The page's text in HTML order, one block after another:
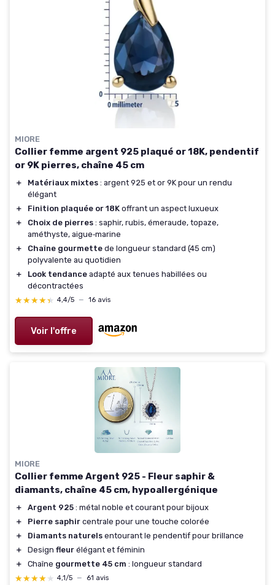
MIORE
Collier femme argent 925 plaqué or 18K, pendentif
or 9K pierres, chaîne 45 cm
＋ Matériaux mixtes : argent 925 et or 9K pour un rendu
élégant
＋
Finition plaquée or 18K offrant un aspect luxueux
＋
Choix de pierres : saphir, rubis, émeraude, topaze,
améthyste, aigue‑marine
＋
Chaîne gourmette de longueur standard (45 cm)
polyvalente au quotidien
＋
Look tendance adapté aux tenues habillées ou
décontractées
★★★★★
★★★★★ 4,4/5 — 16 avis
Voir l'offre
MIORE
Collier femme Argent 925 - Fleur saphir &
diamants, chaîne 45 cm, hypoallergénique
＋ Argent 925 : métal noble et courant pour bijoux
＋
Pierre saphir centrale pour une touche colorée
＋
Diamants naturels entourant le pendentif pour brillance
＋
Design fleur élégant et féminin
＋
Chaîne gourmette 45 cm : longueur standard
★★★★★
★★★★★ 4,1/5 — 61 avis